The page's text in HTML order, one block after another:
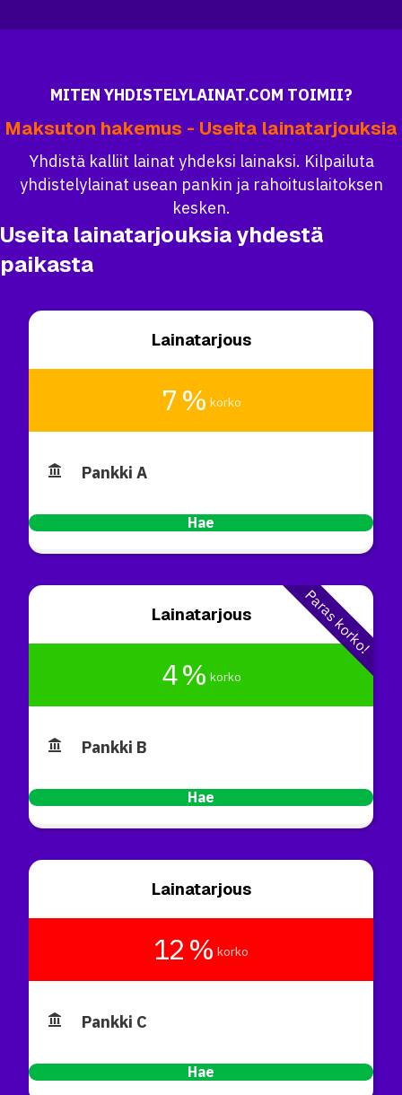
MITEN YHDISTELYLAINAT.COM TOIMII?
Maksuton hakemus - Useita lainatarjouksia
Yhdistä kalliit lainat yhdeksi lainaksi. Kilpailuta
yhdistelylainat usean pankin ja rahoituslaitoksen
kesken.
Useita lainatarjouksia yhdestä
paikasta
Lainatarjous
7 % korko
Pankki A
Hae
Paras korko!
Lainatarjous
4 % korko
Pankki B
Hae
Lainatarjous
12 % korko
Pankki C
Hae